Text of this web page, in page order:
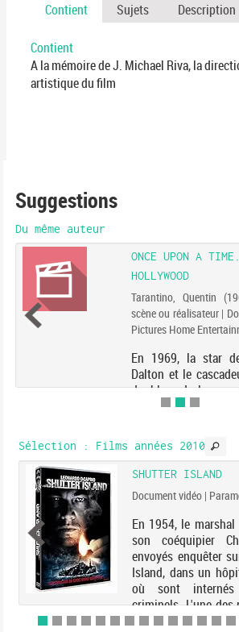
Contient Sujets Description
Contient
A la mémoire de J. Michael Riva, la
artistique du film
Suggestions
Du même auteur
ONCE UPON A
HOLLYWOOD
Tarantino, Quentin
scène ou réalisateur |
Pictures Home
En 1969, la star
Dalton et le
doublure de longue
leurs carrières au
Sélection : Films années 2010
SHUTTER ISLAND
Document vidéo |
En 1954, le
son coéquipier
envoyés enquêter
Island, dans un
où sont internés
criminels. L'une des
Solando, a inexpl...